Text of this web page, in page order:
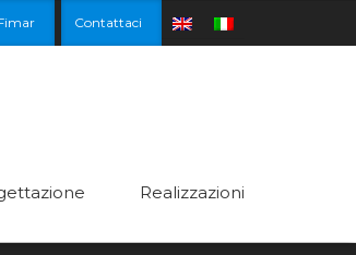
Contattaci
Realizzazioni